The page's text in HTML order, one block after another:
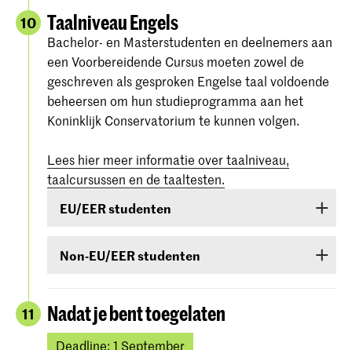
10 Taalniveau Engels
Bachelor- en Masterstudenten en deelnemers aan
een Voorbereidende Cursus moeten zowel de
geschreven als gesproken Engelse taal voldoende
beheersen om hun studieprogramma aan het
Koninklijk Conservatorium te kunnen volgen.
Lees hier meer informatie over taalniveau,
taalcursussen en de taaltesten.
EU/EER studenten
Suriname die de Engelse taal onvoldoende
dat je de Engelse taal onvoldoende beheerst,
ben je verplicht een cursus te volgen en in het
Non-EU/EER studenten
masteropleiding of voorbereidende cursus en je
komt uit een land buiten de EU (met
uitzondering van Canada, Australië, Nieuw-
11 Nadat je bent toegelaten
Deadline: 1 September